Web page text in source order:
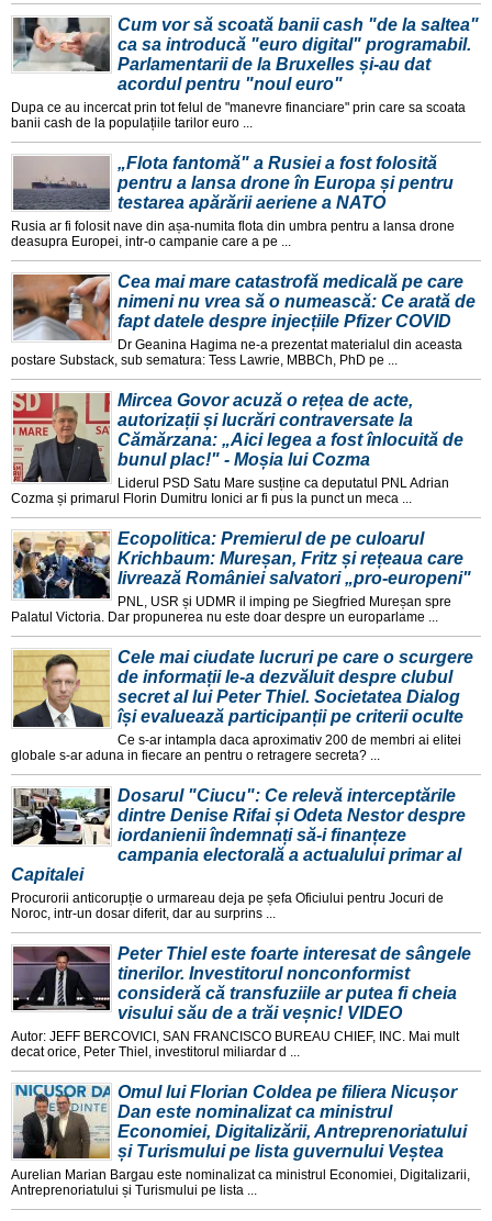
Cum vor să scoată banii cash "de la saltea"
ca sa introducă "euro digital" programabil.
Parlamentarii de la Bruxelles și-au dat
acordul pentru "noul euro"
Dupa ce au incercat prin tot felul de "manevre financiare" prin care sa scoata
banii cash de la populațiile tarilor euro ...
„Flota fantomă" a Rusiei a fost folosită
pentru a lansa drone în Europa și pentru
testarea apărării aeriene a NATO
Rusia ar fi folosit nave din așa-numita flota din umbra pentru a lansa drone
deasupra Europei, intr-o campanie care a pe ...
Cea mai mare catastrofă medicală pe care
nimeni nu vrea să o numească: Ce arată de
fapt datele despre injecțiile Pfizer COVID
Dr Geanina Hagima ne-a prezentat materialul din aceasta
postare Substack, sub sematura: Tess Lawrie, MBBCh, PhD pe ...
Mircea Govor acuză o rețea de acte,
autorizații și lucrări contraversate la
Cămărzana: „Aici legea a fost înlocuită de
bunul plac!" - Moșia lui Cozma
Liderul PSD Satu Mare susține ca deputatul PNL Adrian
Cozma și primarul Florin Dumitru Ionici ar fi pus la punct un meca ...
Ecopolitica: Premierul de pe culoarul
Krichbaum: Mureșan, Fritz și rețeaua care
livrează României salvatori „pro-europeni"
PNL, USR și UDMR il imping pe Siegfried Mureșan spre
Palatul Victoria. Dar propunerea nu este doar despre un europarlame ...
Cele mai ciudate lucruri pe care o scurgere
de informații le-a dezvăluit despre clubul
secret al lui Peter Thiel. Societatea Dialog
își evaluează participanții pe criterii oculte
Ce s-ar intampla daca aproximativ 200 de membri ai elitei
globale s-ar aduna in fiecare an pentru o retragere secreta? ...
Dosarul "Ciucu": Ce relevă interceptările
dintre Denise Rifai și Odeta Nestor despre
iordanienii îndemnați să-i finanțeze
campania electorală a actualului primar al
Capitalei
Procurorii anticorupție o urmareau deja pe șefa Oficiului pentru Jocuri de
Noroc, intr-un dosar diferit, dar au surprins ...
Peter Thiel este foarte interesat de sângele
tinerilor. Investitorul nonconformist
consideră că transfuziile ar putea fi cheia
visului său de a trăi veșnic! VIDEO
Autor: JEFF BERCOVICI, SAN FRANCISCO BUREAU CHIEF, INC. Mai mult
decat orice, Peter Thiel, investitorul miliardar d ...
Omul lui Florian Coldea pe filiera Nicușor
Dan este nominalizat ca ministrul
Economiei, Digitalizării, Antreprenoriatului
și Turismului pe lista guvernului Veștea
Aurelian Marian Bargau este nominalizat ca ministrul Economiei, Digitalizarii,
Antreprenoriatului și Turismului pe lista ...